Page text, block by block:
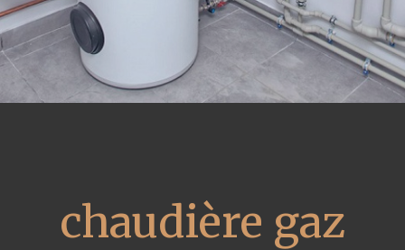
chaudière gaz